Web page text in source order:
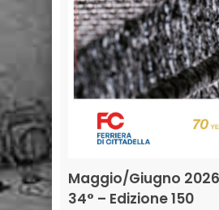
Maggio/Giugno
34° – Edizione 150